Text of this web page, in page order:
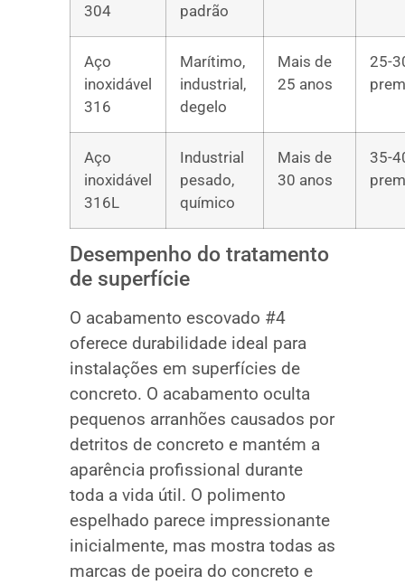
304
padrão
Aço
inoxidável
316
Marítimo,
industrial,
degelo
Mais de
25 anos
25-
Aço
inoxidável
316L
Industrial
pesado,
químico
Mais de
30 anos
35-
Desempenho do tratamento
de superfície
O acabamento escovado #4
oferece durabilidade ideal para
instalações em superfícies de
concreto. O acabamento oculta
pequenos arranhões causados por
detritos de concreto e mantém a
aparência profissional durante
toda a vida útil. O polimento
espelhado parece impressionante
inicialmente, mas mostra todas as
marcas de poeira do concreto e